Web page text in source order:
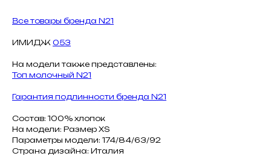
Все товары бренда N21
ИМИДЖ 053
На модели также представлены:
Топ молочный N21
Гарантия подлинности бренда N21
Состав: 100% хлопок
На модели: Размер XS
Параметры модели: 174/84/63/92
Страна дизайна: Италия